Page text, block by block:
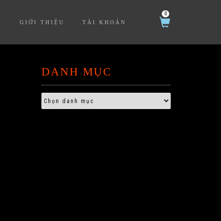
GIỚI THIỆU TÀI KHOẢN
0
DANH MỤC